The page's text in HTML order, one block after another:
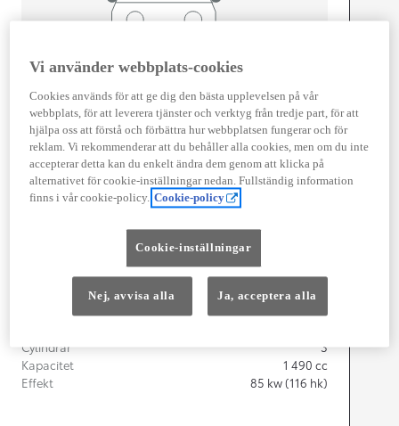
Föbrukning
Förbrukning
Cylindrar
3
Kapacitet
1 490 cc
Effekt
85 kw (116 hk)
Vi använder webbplats-cookies
Cookies används för att ge dig den bästa upplevelsen på vår
webbplats, för att leverera tjänster och verktyg från tredje part, för att
hjälpa oss att förstå och förbättra hur webbplatsen fungerar och för
reklam. Vi rekommenderar att du behåller alla cookies, men om du inte
accepterar detta kan du enkelt ändra dem genom att klicka på
alternativet för cookie-inställningar nedan. Fullständig information
finns i vår cookie-policy. Cookie-policy
Cookie-inställningar
Nej, avvisa alla Ja, acceptera alla